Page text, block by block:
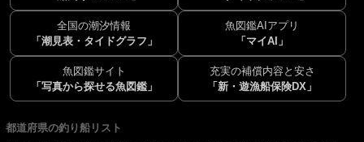
全国の潮汐情報
「潮見表・タイドグラフ」
魚図鑑AIアプリ
「マイAI」
魚図鑑サイト
「写真から探せる魚図鑑」
充実の補償内容と安さ
「新・遊漁船保険DX」
都道府県の釣り船リスト